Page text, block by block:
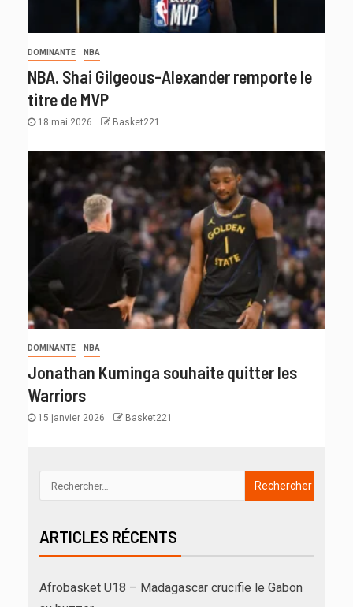
DOMINANTE NBA
NBA. Shai Gilgeous-Alexander remporte le
titre de MVP
18 mai 2026 Basket221
DOMINANTE NBA
Jonathan Kuminga souhaite quitter les
Warriors
15 janvier 2026 Basket221
ARTICLES RÉCENTS
Afrobasket U18 – Madagascar crucifie le Gabon